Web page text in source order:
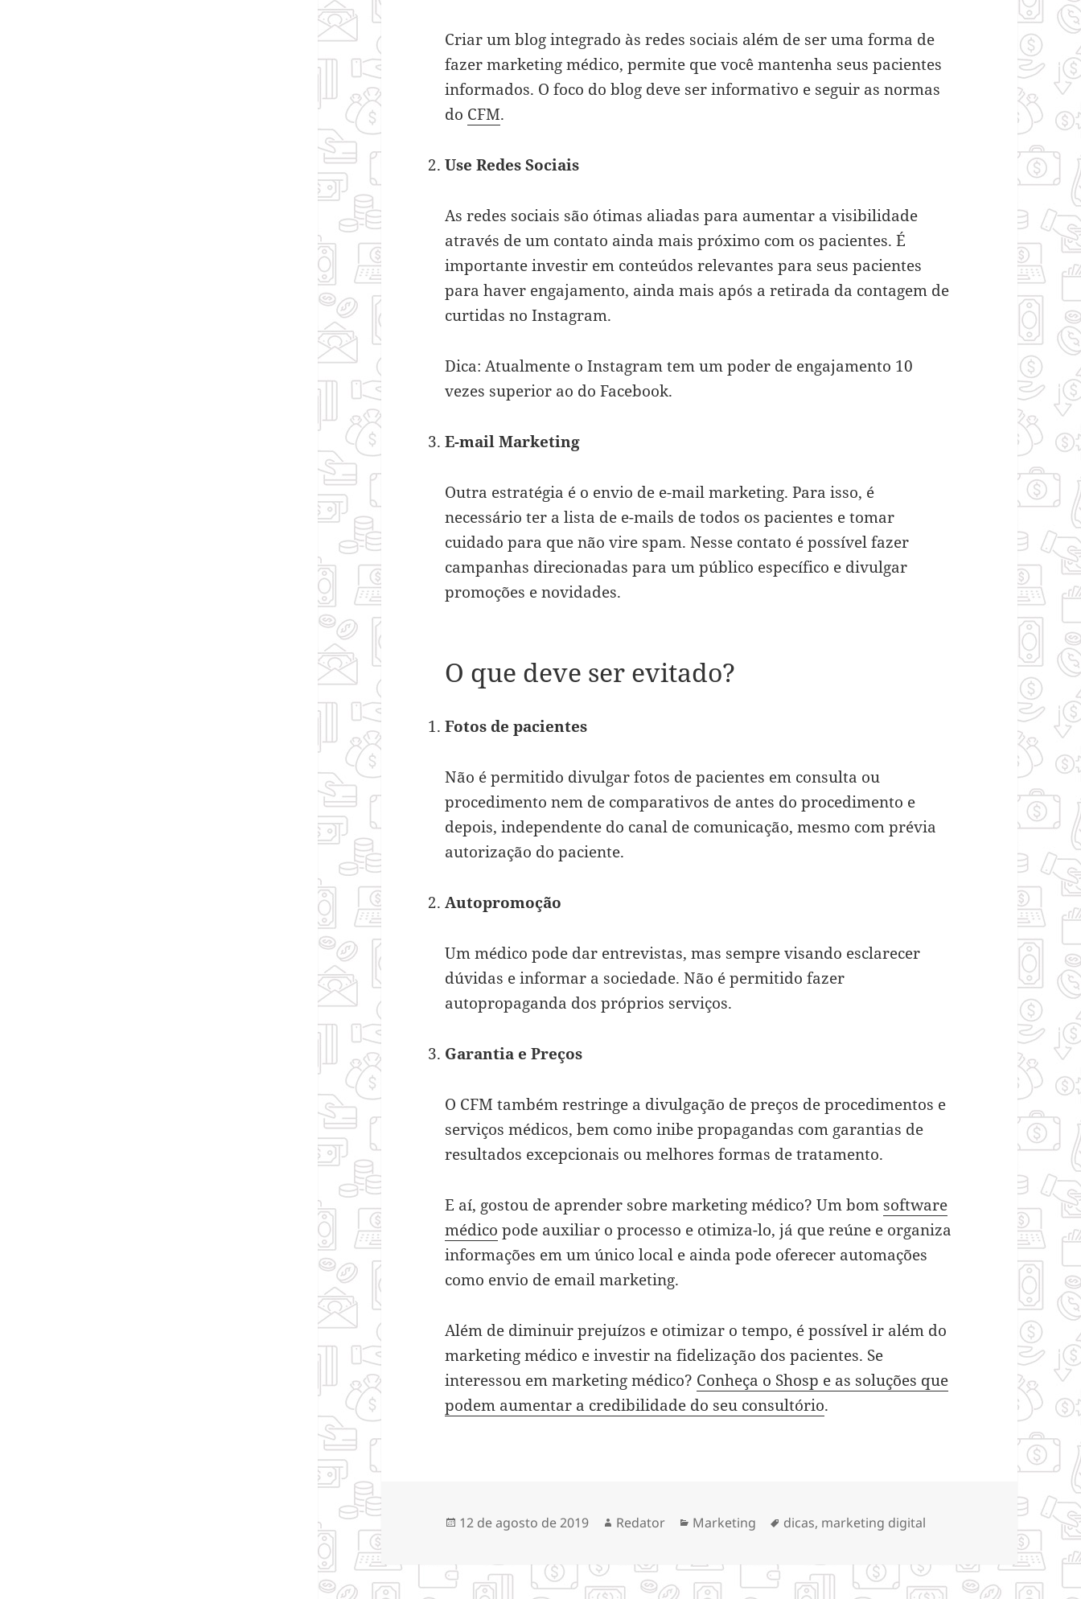
Criar um blog integrado às redes sociais além de ser uma forma de
fazer marketing médico, permite que você mantenha seus pacientes
informados. O foco do blog deve ser informativo e seguir as normas
do CFM.
Use Redes Sociais
As redes sociais são ótimas aliadas para aumentar a visibilidade
através de um contato ainda mais próximo com os pacientes. É
importante investir em conteúdos relevantes para seus pacientes
para haver engajamento, ainda mais após a retirada da contagem de
curtidas no Instagram.
Dica: Atualmente o Instagram tem um poder de engajamento 10
vezes superior ao do Facebook.
E-mail Marketing
Outra estratégia é o envio de e-mail marketing. Para isso, é
necessário ter a lista de e-mails de todos os pacientes e tomar
cuidado para que não vire spam. Nesse contato é possível fazer
campanhas direcionadas para um público específico e divulgar
promoções e novidades.
O que deve ser evitado?
Fotos de pacientes
Não é permitido divulgar fotos de pacientes em consulta ou
procedimento nem de comparativos de antes do procedimento e
depois, independente do canal de comunicação, mesmo com prévia
autorização do paciente.
Autopromoção
Um médico pode dar entrevistas, mas sempre visando esclarecer
dúvidas e informar a sociedade. Não é permitido fazer
autopropaganda dos próprios serviços.
Garantia e Preços
O CFM também restringe a divulgação de preços de procedimentos e
serviços médicos, bem como inibe propagandas com garantias de
resultados excepcionais ou melhores formas de tratamento.
E aí, gostou de aprender sobre marketing médico? Um bom software
médico pode auxiliar o processo e otimiza-lo, já que reúne e organiza
informações em um único local e ainda pode oferecer automações
como envio de email marketing.
Além de diminuir prejuízos e otimizar o tempo, é possível ir além do
marketing médico e investir na fidelização dos pacientes. Se
interessou em marketing médico? Conheça o Shosp e as soluções que
podem aumentar a credibilidade do seu consultório.
Publicado
12 de agosto de 2019 Autor
Redator Categorias
Marketing Tags
dicas, marketing digital